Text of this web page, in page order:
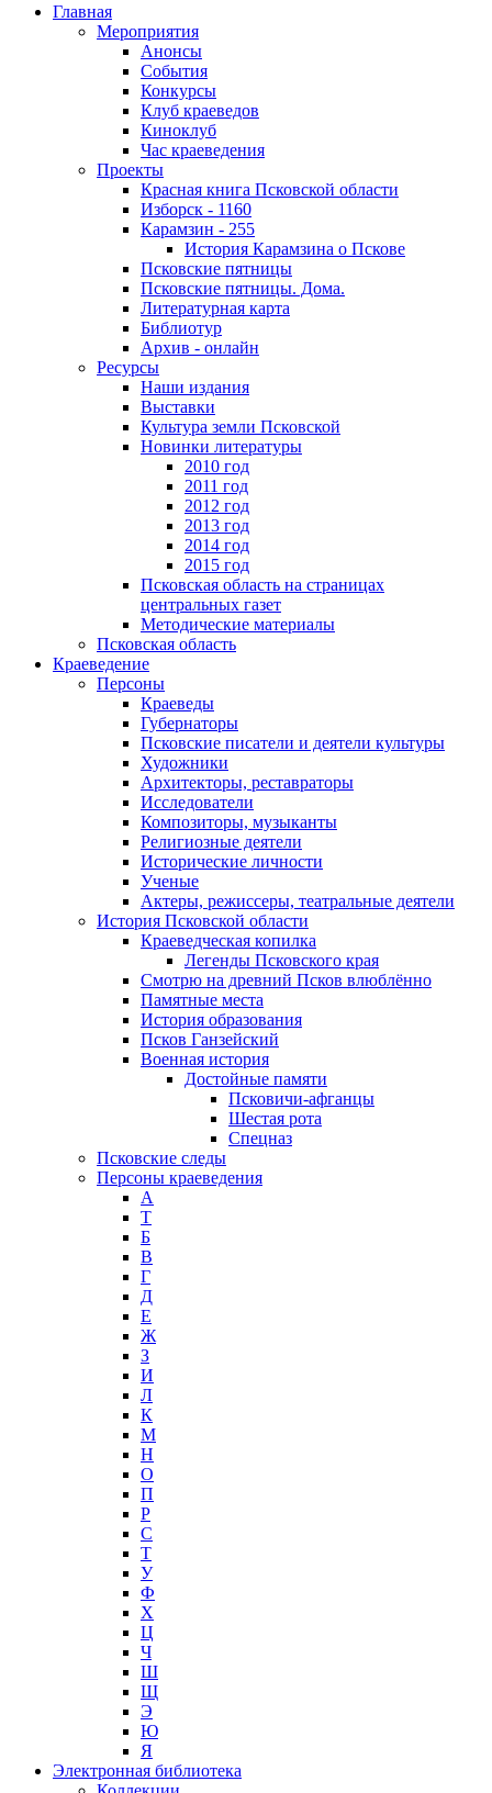
Главная
Мероприятия
Анонсы
События
Конкурсы
Клуб краеведов
Киноклуб
Час краеведения
Проекты
Красная книга Псковской области
Изборск - 1160
Карамзин - 255
История Карамзина о Пскове
Псковские пятницы
Псковские пятницы. Дома.
Литературная карта
Библиотур
Архив - онлайн
Ресурсы
Наши издания
Выставки
Культура земли Псковской
Новинки литературы
2010 год
2011 год
2012 год
2013 год
2014 год
2015 год
Псковская область на страницах
центральных газет
Методические материалы
Псковская область
Краеведение
Персоны
Краеведы
Губернаторы
Псковские писатели и деятели культуры
Художники
Архитекторы, реставраторы
Исследователи
Композиторы, музыканты
Религиозные деятели
Исторические личности
Ученые
Актеры, режиссеры, театральные деятели
История Псковской области
Краеведческая копилка
Легенды Псковского края
Смотрю на древний Псков влюблённо
Памятные места
История образования
Псков Ганзейский
Военная история
Достойные памяти
Псковичи-афганцы
Шестая рота
Спецназ
Псковские следы
Персоны краеведения
А
T
Б
В
Г
Д
Е
Ж
З
И
Л
К
М
Н
О
П
Р
С
Т
У
Ф
Х
Ц
Ч
Ш
Щ
Э
Ю
Я
Электронная библиотека